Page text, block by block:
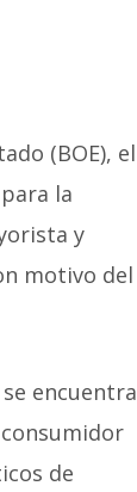
(BOE), el
la
y
motivo del
encuentra
de